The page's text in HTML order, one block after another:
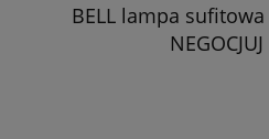
BELL lampa